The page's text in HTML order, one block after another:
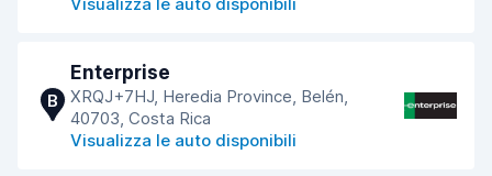
B
Enterprise
XRQJ+7HJ, Heredia Province, Belén,
40703, Costa Rica
Visualizza le auto disponibili